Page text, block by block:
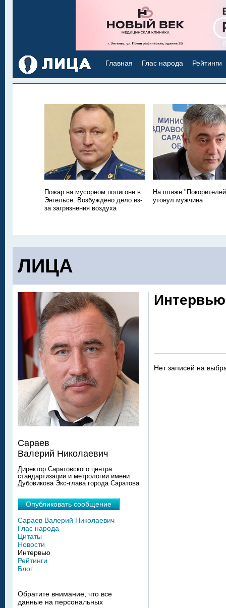
Главная Глас народа Рейтинги
Пожар на мусорном полигоне в
Энгельсе. Возбуждено дело из-
за загрязнения воздуха
На пляже
утонул мужчина
ЛИЦА
Интервью
Нет записей на
Сараев
Валерий Николаевич
Директор Саратовского центра
стандартизации и метрологии имени
Дубовикова Экс-глава города Саратова
Опубликовать сообщение
Сараев Валерий Николаевич
Глас народа
Цитаты
Новости
Интервью
Рейтинги
Блог
Обратите внимание, что все
данные на персональных